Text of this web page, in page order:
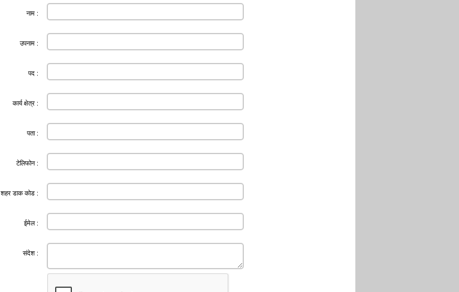
नाम :
उपनाम :
पद :
कार्य क्षेत्र :
पता :
टेलिफोन :
शहर डाक कोड :
ईमेल :
संदेश :